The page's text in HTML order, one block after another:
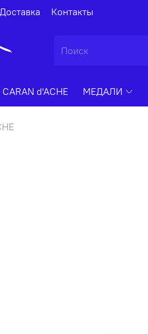
Доставка Контакты
CARAN d'ACHE МЕДАЛИ